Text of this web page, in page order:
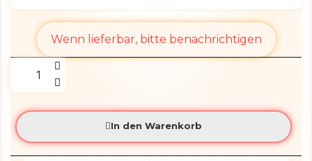
Wenn lieferbar, bitte benachrichtigen
In den Warenkorb